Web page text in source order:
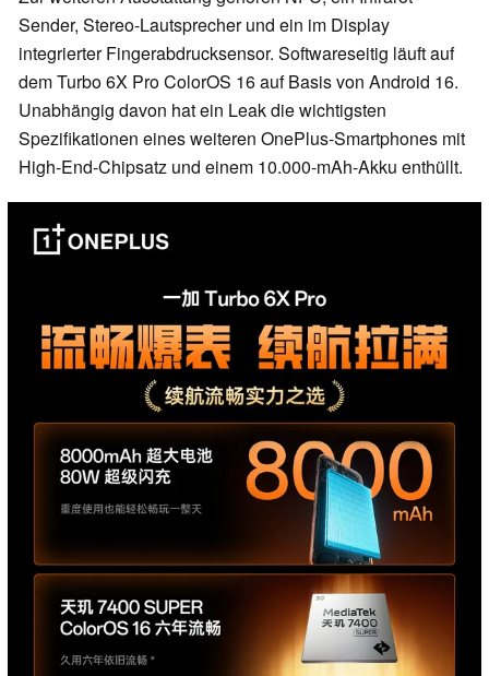
Sender, Stereo-Lautsprecher und ein im Display
integrierter Fingerabdrucksensor. Softwareseitig läuft auf
dem Turbo 6X Pro ColorOS 16 auf Basis von Android 16.
Unabhängig davon hat ein Leak die wichtigsten
Spezifikationen eines weiteren OnePlus-Smartphones mit
High-End-Chipsatz und einem 10.000-mAh-Akku enthüllt.